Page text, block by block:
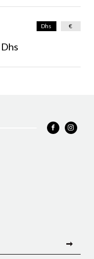
Dhs
Dhs €